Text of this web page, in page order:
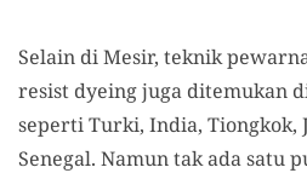
Selain di Mesir, teknik
resist dyeing juga ditemukan
seperti Turki, India, Tiongkok,
Senegal. Namun tak ada satu